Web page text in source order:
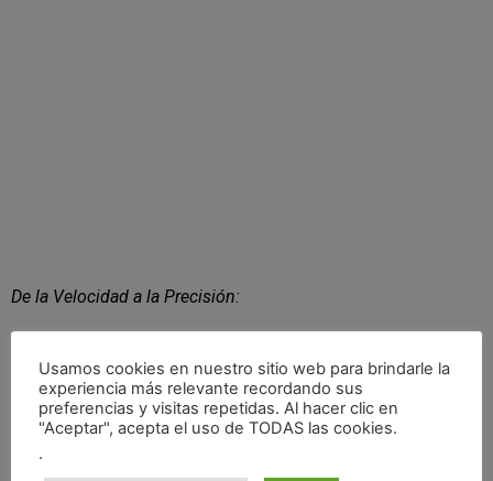
De la Velocidad a la Precisión:
Esta experiencia no solo representa un cambio de ritmo para
Guillem, sino que también destaca su capacidad para
adaptarse a diferentes disciplinas. Del mismo modo en que
navega por carreteras complicadas a altas velocidades,
Usamos cookies en nuestro sitio web para brindarle la
experiencia más relevante recordando sus
preferencias y visitas repetidas. Al hacer clic en
"Aceptar", acepta el uso de TODAS las cookies.
.